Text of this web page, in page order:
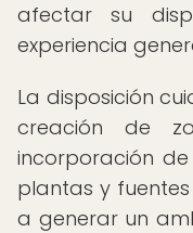
afectar su
experiencia
La disposición
creación de
incorporación
plantas y
a generar un